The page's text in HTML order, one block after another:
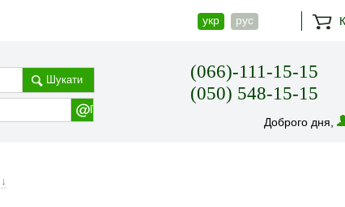
укр рус
Шукати
(066)-111-15-15
(050) 548-15-15
Доброго дня,
↓